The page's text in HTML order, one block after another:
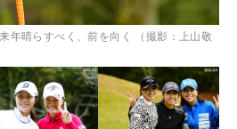
年晴らすべく、前を向く （撮影：上山敬